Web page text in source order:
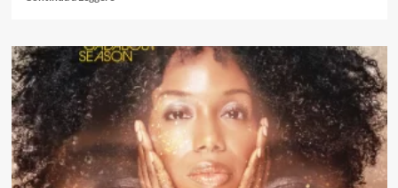
su
«The
Forest
And
The
Zoo»:
l’arte
dell’improvvisazione
collettiva